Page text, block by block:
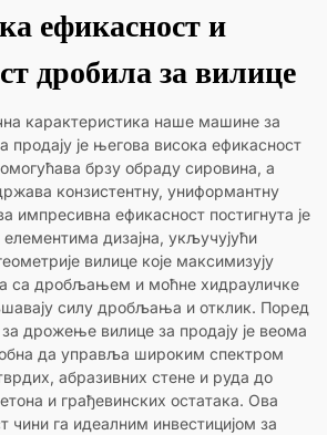
ефикасност и
дробила за вилице
карактеристика наше машине за
је његова висока ефикасност
брзу обраду сировина, а
конзистентну, униформантну
импресивна ефикасност постигнута је
дизајна, укључујући
вилице које максимизују
са дробљањем и моћне хидрауличке
силу дробљања и отклик. Поред
дрожење вилице за продају је веома
да управља широким спектром
абразивних стене и руда до
и грађевинских остатака. Ова
чини га идеалним инвестицијом за